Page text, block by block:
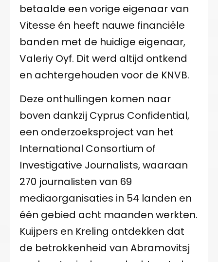
betaalde een vorige eigenaar van
Vitesse én heeft nauwe financiële
banden met de huidige eigenaar,
Valeriy Oyf. Dit werd altijd ontkend
en achtergehouden voor de KNVB.
Deze onthullingen komen naar
boven dankzij Cyprus Confidential,
een onderzoeksproject van het
International Consortium of
Investigative Journalists, waaraan
270 journalisten van 69
mediaorganisaties in 54 landen en
één gebied acht maanden werkten.
Kuijpers en Kreling ontdekken dat
de betrokkenheid van Abramovitsj